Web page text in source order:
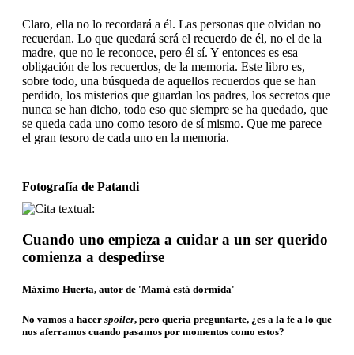
Claro, ella no lo recordará a él. Las personas que olvidan no
recuerdan. Lo que quedará será el recuerdo de él, no el de la
madre, que no le reconoce, pero él sí. Y entonces es esa
obligación de los recuerdos, de la memoria. Este libro es,
sobre todo, una búsqueda de aquellos recuerdos que se han
perdido, los misterios que guardan los padres, los secretos que
nunca se han dicho, todo eso que siempre se ha quedado, que
se queda cada uno como tesoro de sí mismo. Que me parece
el gran tesoro de cada uno en la memoria.
Fotografía de Patandi
Cuando uno empieza a cuidar a un ser querido
comienza a despedirse
Máximo Huerta, autor de 'Mamá está dormida'
No vamos a hacer spoiler, pero quería preguntarte, ¿es a la fe a lo que
nos aferramos cuando pasamos por momentos como estos?